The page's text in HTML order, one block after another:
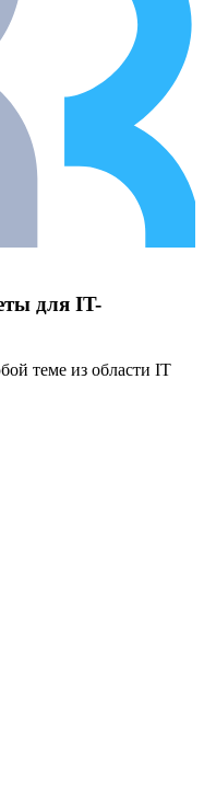
для IT-
теме из области IT